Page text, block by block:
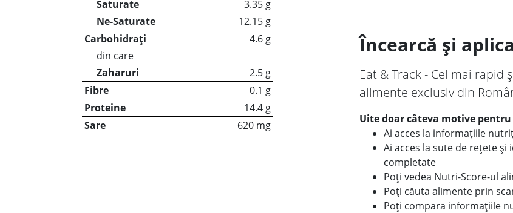
Saturate
3.35 g
Ne-Saturate
12.15 g
Carbohidrați
4.6 g
din care
Zaharuri
2.5 g
Fibre
0.1 g
Proteine
14.4 g
Sare
620 mg
Încearcă și
Eat & Track - Cel mai
alimente exclusiv din
Uite doar câteva motive
Ai acces la informațiile
Ai acces la sute de rețete
completate
Poți vedea Nutri-Score-ul
Poți căuta alimente prin
Poți compara informațiile